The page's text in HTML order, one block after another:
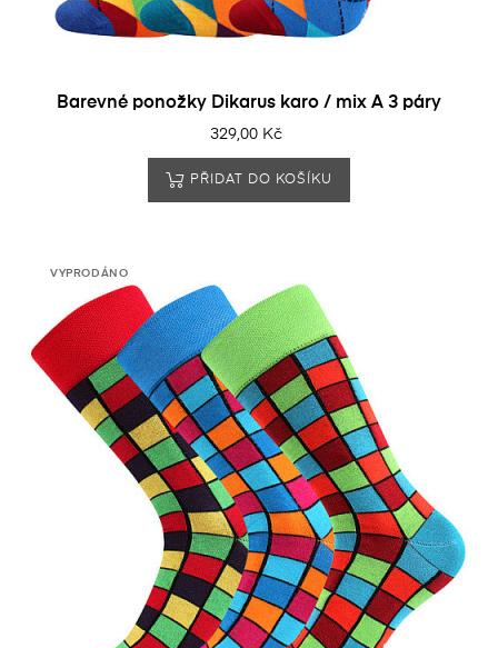
Barevné ponožky Dikarus karo / mix A 3 páry
329,00 Kč
PŘIDAT DO KOŠÍKU
VYPRODÁNO